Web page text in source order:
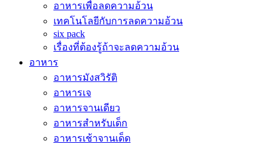
อาหารเพื่อลดความอ้วน
เทคโนโลยีกับการลดความอ้วน
six pack
เรื่องที่ต้องรู้ถ้าจะลดความอ้วน
อาหาร
อาหารมังสวิรัติ
อาหารเจ
อาหารจานเดียว
อาหารสำหรับเด็ก
อาหารเช้าจานเด็ด